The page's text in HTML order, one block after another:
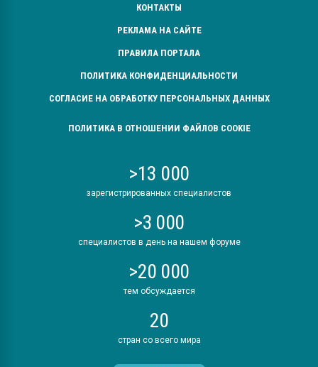
КОНТАКТЫ
РЕКЛАМА НА САЙТЕ
ПРАВИЛА ПОРТАЛА
ПОЛИТИКА КОНФИДЕНЦИАЛЬНОСТИ
СОГЛАСИЕ НА ОБРАБОТКУ ПЕРСОНАЛЬНЫХ ДАННЫХ
ПОЛИТИКА В ОТНОШЕНИИ ФАЙЛОВ COOKIE
>13 000
зарегистрированных специалистов
>3 000
специалистов в день на нашем форуме
>20 000
тем обсуждается
20
стран со всего мира